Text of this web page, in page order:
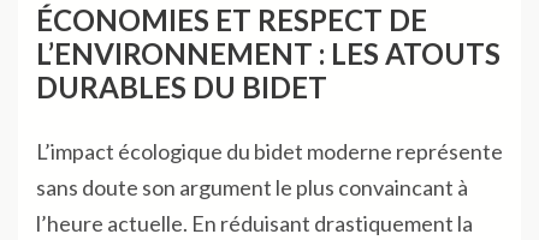
ÉCONOMIES ET RESPECT DE
L’ENVIRONNEMENT : LES ATOUTS
DURABLES DU BIDET
L’impact écologique du bidet moderne représente
sans doute son argument le plus convaincant à
l’heure actuelle. En réduisant drastiquement la